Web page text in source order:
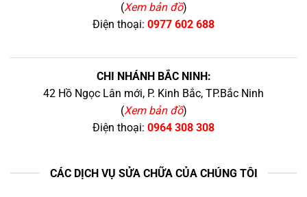
(Xem bản đồ)
Điện thoại: 0977 602 688
CHI NHÁNH BẮC NINH:
42 Hồ Ngọc Lân mới, P. Kinh Bắc, TP.Bắc Ninh
(Xem bản đồ)
Điện thoại: 0964 308 308
CÁC DỊCH VỤ SỬA CHỮA CỦA CHÚNG TÔI